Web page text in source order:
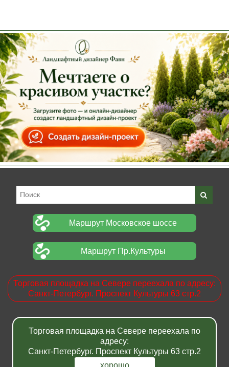
Маршрут Московское шоссе
Маршрут Пр.Культуры
Торговая площадка на Севере переехала по адресу:
Санкт-Петербург. Проспект Культуры 63 стр.2
Гарантии
Портфолио
Контакты
Новости
Торговая площадка на Севере переехала по
адресу:
Санкт-Петербург. Проспект Культуры 63 стр.2
хорошо